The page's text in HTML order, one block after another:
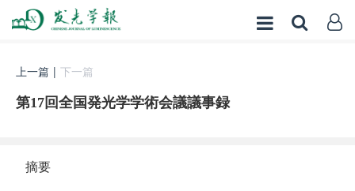
上一篇 | 下一篇
第17回全国発光学学術会議議事録
摘要